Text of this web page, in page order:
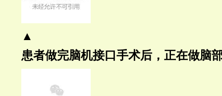
▲
患者做完脑机接口手术后，正在做脑